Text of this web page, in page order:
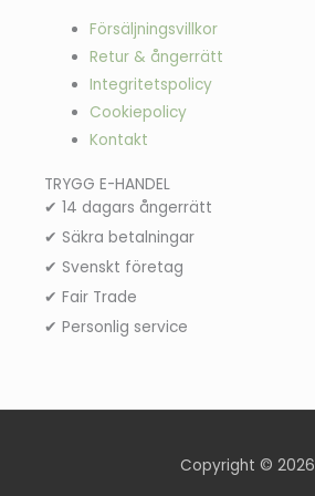
r
a
m
n
i
r
Försäljningsvillkor
Retur & ångerrätt
Integritetspolicy
Cookiepolicy
Kontakt
TRYGG E-HANDEL
✔ 14 dagars ångerrätt
✔ Säkra betalningar
✔ Svenskt företag
✔ Fair Trade
✔ Personlig service
Copyright © 2026